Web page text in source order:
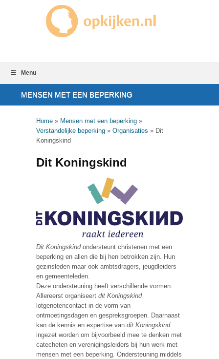
Menu
MENSEN MET EEN BEPERKING
Home » Mensen met een beperking »
Verstandelijke beperking » Organisaties » Dit
Koningskind
Dit Koningskind
Dit Koningskindondersteunt christenen met een
beperking en allen die bij hen betrokken zijn. Hun
gezinsleden maar ook ambtsdragers, jeugdleiders
en gemeenteleden.
Deze ondersteuning heeft verschillende vormen.
Allereerst organiseert dit Koningskind
lotgenotencontact in de vorm van
ontmoetingsdagen en gespreksgroepen. Daarnaast
kan de kennis en expertise van dit Koningskind
ingezet worden om bijvoorbeeld mee te denken met
catecheten en verenigingsleiders bij hun werk met
mensen met een beperking. Ondersteuning middels